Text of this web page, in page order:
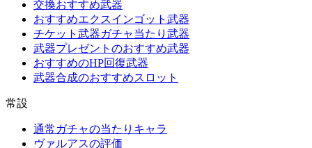
交換おすすめ武器
おすすめエクスインゴット武器
チケット武器ガチャ当たり武器
武器プレゼントのおすすめ武器
おすすめのHP回復武器
武器合成のおすすめスロット
常設
通常ガチャの当たりキャラ
ヴァルアスの評価